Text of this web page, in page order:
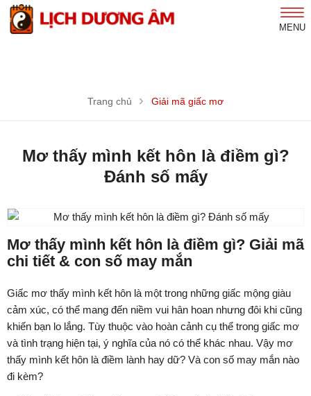
MENU
Trang chủ Giải mã giấc mơ
Mơ thấy mình kết hôn là điềm gì?
Đánh số mấy
Mơ thấy mình kết hôn là điềm gì? Giải mã
chi tiết & con số may mắn
Giấc mơ thấy mình kết hôn là một trong những giấc mộng giàu
cảm xúc, có thể mang đến niềm vui hân hoan nhưng đôi khi cũng
khiến bạn lo lắng. Tùy thuộc vào hoàn cảnh cụ thể trong giấc mơ
và tình trạng hiện tại, ý nghĩa của nó có thể khác nhau. Vậy mơ
thấy mình kết hôn là điềm lành hay dữ? Và con số may mắn nào
đi kèm?